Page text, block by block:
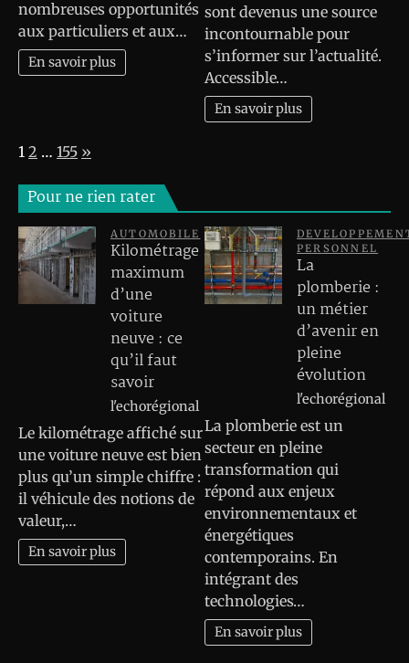
nombreuses opportunités
aux particuliers et aux…
En savoir plus
sont devenus une source
incontournable pour
s’informer sur l’actualité.
Accessible…
En savoir plus
Page:
1 2 … 155 Next
»
Pour ne rien rater
AUTOMOBILE
Kilométrage
maximum
d’une
voiture
neuve : ce
qu’il faut
savoir
l'echorégional
Le kilométrage affiché sur
une voiture neuve est bien
plus qu’un simple chiffre :
il véhicule des notions de
valeur,…
En savoir plus
PERSONNEL
La
plomberie :
un métier
d’avenir en
pleine
évolution
l'echorégional
La plomberie est un
secteur en pleine
transformation qui
répond aux enjeux
environnementaux et
énergétiques
contemporains. En
intégrant des
technologies…
En savoir plus